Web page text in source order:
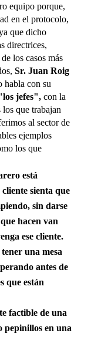
equipo porque,
en el protocolo,
que dicho
directrices,
los casos más
Sr. Juan Roig
habla con su
jefes",con la
que trabajan
al sector de
ejemplos
los que
está
sienta que
sin darse
hacen van
ese cliente.
una mesa
antes de
que están
factible de una
pepinillos en una